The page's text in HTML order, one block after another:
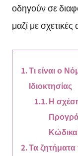
οδηγούν σε
μαζί με
Τι είναι ο
Ιδιοκτησίας
Η
Τα ζητήματα